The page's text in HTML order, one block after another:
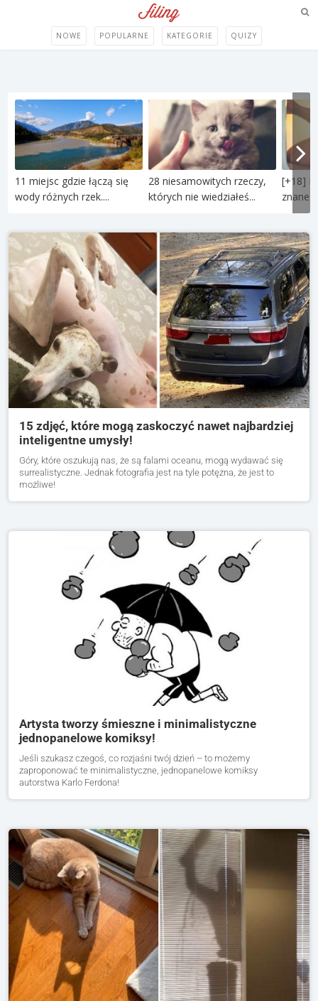
NOWE POPULARNE KATEGORIE QUIZY
11 miejsc gdzie łączą się
wody różnych rzek....
28 niesamowitych rzeczy,
których nie wiedziałeś...
[+18]
znane
15 zdjęć, które mogą zaskoczyć nawet najbardziej
inteligentne umysły!
Góry, które oszukują nas, że są falami oceanu, mogą wydawać się
surrealistyczne. Jednak fotografia jest na tyle potężna, że jest to
możliwe!
Artysta tworzy śmieszne i minimalistyczne
jednopanelowe komiksy!
Jeśli szukasz czegoś, co rozjaśni twój dzień – to możemy
zaproponować te minimalistyczne, jednopanelowe komiksy
autorstwa Karlo Ferdona!